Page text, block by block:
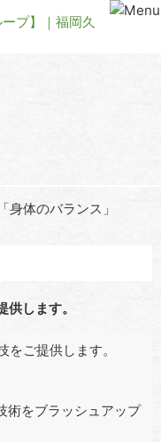
します。
術をブラッシュアップ